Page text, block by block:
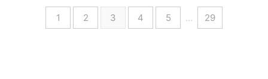
1 2 3 4 5 … 29